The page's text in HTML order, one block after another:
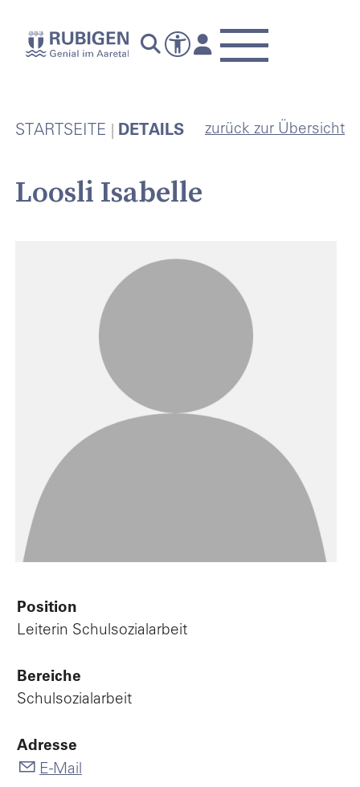
STARTSEITE DETAILS zurück zur Übersicht
Loosli Isabelle
Position
Leiterin Schulsozialarbeit
Bereiche
Schulsozialarbeit
Adresse
E-Mail